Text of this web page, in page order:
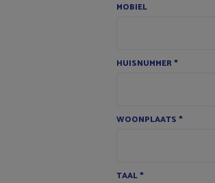
MOBIEL
HUISNUMMER*
WOONPLAATS *
TAAL*